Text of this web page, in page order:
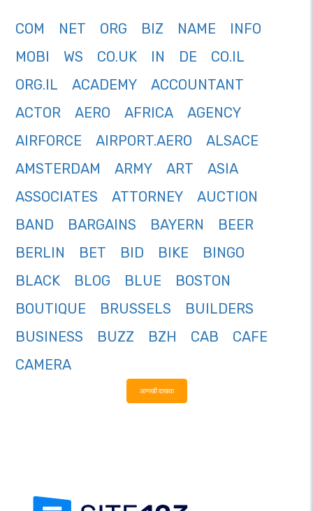
COM NET ORG BIZ NAME
INFO
MOBI
WS CO.UK IN DE
CO.IL
ORG.IL
ACADEMY
ACCOUNTANT
ACTOR
AERO AFRICA
AGENCY
AIRFORCE
AIRPORT.AERO
ALSACE
AMSTERDAM
ARMY ART
ASIA
ASSOCIATES
ATTORNEY
AUCTION
BAND
BARGAINS BAYERN
BEER
BERLIN
BET BID BIKE
BINGO
BLACK
BLOG BLUE
BOSTON
BOUTIQUE
BRUSSELS
BUILDERS
BUSINESS
BUZZ BZH CAB
CAFE
CAMERA
आणखी दाखवा